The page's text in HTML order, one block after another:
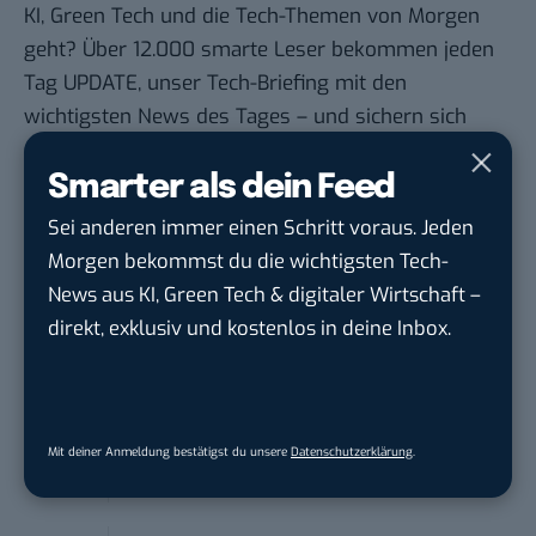
Smarter als dein Feed
Sei anderen immer einen Schritt voraus. Jeden
Morgen bekommst du die wichtigsten Tech-
News aus KI, Green Tech & digitaler Wirtschaft –
direkt, exklusiv und kostenlos in deine Inbox.
Mit deiner Anmeldung bestätigst du unsere Datenschutzerklärung.
KI, Green Tech und die Tech-Themen von Morgen
geht? Über 12.000 smarte Leser bekommen jeden
Tag UPDATE, unser Tech-Briefing mit den
wichtigsten News des Tages – und sichern sich
damit ihren Vorsprung.
kostenlos anmelden.
STELLENANZEIGEN
Social Media Content Creator (m/w/d)
touristische...